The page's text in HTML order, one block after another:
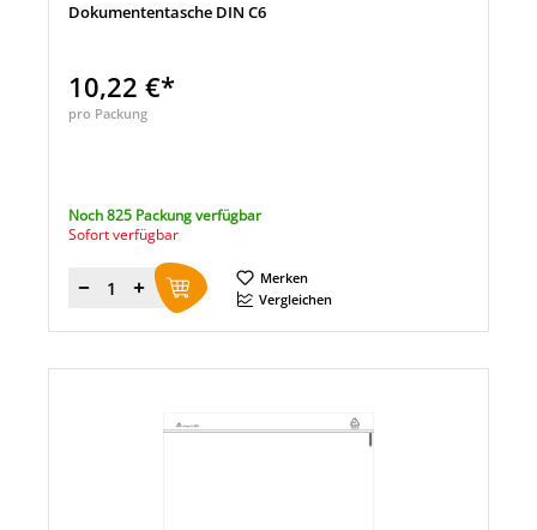
Dokumententasche DIN C6
10,22 €*
pro Packung
Noch 825 Packung verfügbar
Sofort verfügbar
Menge
Merken
Vergleichen